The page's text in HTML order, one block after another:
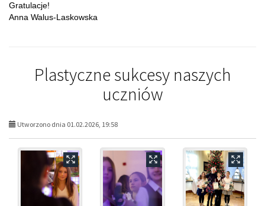
Gratulacje!
Anna Walus-Laskowska
Plastyczne sukcesy naszych
uczniów
Utworzono dnia 01.02.2026, 19:58